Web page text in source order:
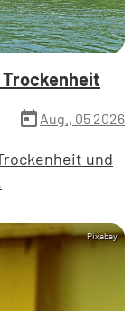
today Aug., 05 2026
und
Pixabay